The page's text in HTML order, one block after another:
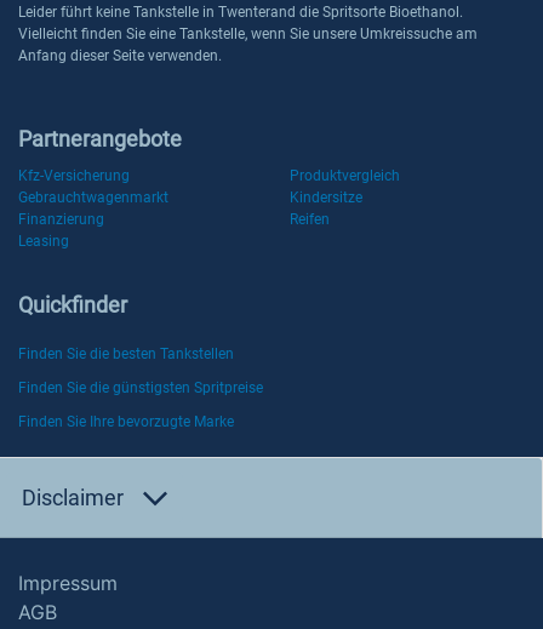
Leider führt keine Tankstelle in Twenterand die Spritsorte Bioethanol.
Vielleicht finden Sie eine Tankstelle, wenn Sie unsere Umkreissuche am
Anfang dieser Seite verwenden.
Partnerangebote
Kfz-Versicherung
Produktvergleich
Gebrauchtwagenmarkt
Kindersitze
Finanzierung
Reifen
Leasing
Quickfinder
Finden Sie die besten Tankstellen
Finden Sie die günstigsten Spritpreise
Finden Sie Ihre bevorzugte Marke
Disclaimer
Impressum
AGB